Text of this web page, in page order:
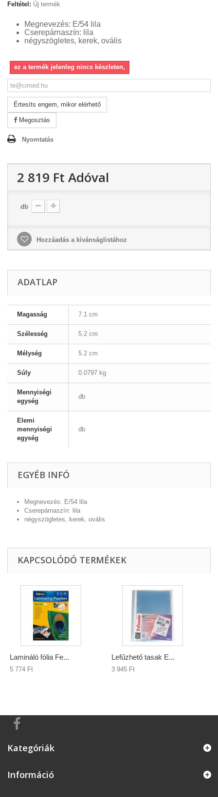
Feltétel: Új termék
Megnevezés: E/54 lila
Cserepárnaszín: lila
négyszögletes, kerek, ovális
ez a termék jelenleg nincs készleten,
Értesíts engem, mikor elérhető
Megosztás
Nyomtatás
2 819 Ft‎ Adóval
db
Hozzáadás a kívánságlistához
ADATLAP
Magasság 7.1 cm
Szélesség 5.2 cm
Mélység 5.2 cm
Súly 0.0797 kg
Mennyiségi
egység
db
Elemi
mennyiségi
egység
db
EGYÉB INFÓ
Megnevezés: E/54 lila
Cserepárnaszín: lila
négyszögletes, kerek, ovális
KAPCSOLÓDÓ TERMÉKEK
Lamináló fólia Fe...
5 774 Ft‎
Lefűzhető tasak E...
3 945 Ft‎
Kategóriák
Információ